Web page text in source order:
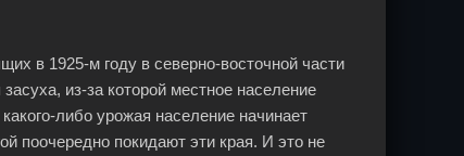
в 1925-м году в северно-восточной части
из-за которой местное население
либо урожая население начинает
поочередно покидают эти края. И это не